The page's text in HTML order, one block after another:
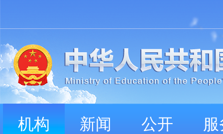
机构 新闻 公开